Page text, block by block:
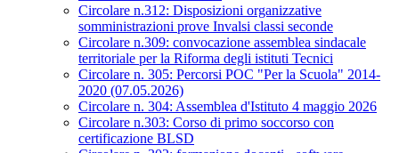
Circolare n.312: Disposizioni organizzative
somministrazioni prove Invalsi classi seconde
Circolare n.309: convocazione assemblea sindacale
territoriale per la Riforma degli istituti Tecnici
Circolare n. 305: Percorsi POC "Per la Scuola" 2014-
2020 (07.05.2026)
Circolare n. 304: Assemblea d'Istituto 4 maggio 2026
Circolare n.303: Corso di primo soccorso con
certificazione BLSD